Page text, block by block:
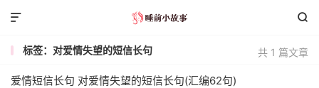


共 1 篇文章
标签：对爱情失望的短信长句
爱情短信长句 对爱情失望的短信长句(汇编62句)